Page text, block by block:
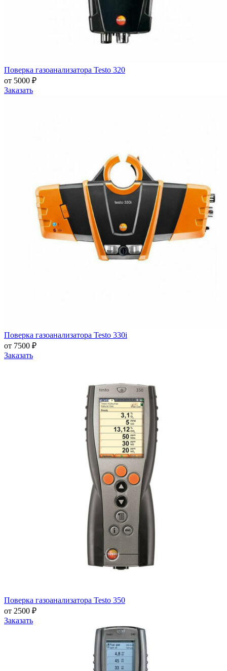
Поверка газоанализатора Testo 320
от 5000 ₽
Заказать
Поверка газоанализатора Testo 330i
от 7500 ₽
Заказать
Поверка газоанализатора Testo 350
от 2500 ₽
Заказать